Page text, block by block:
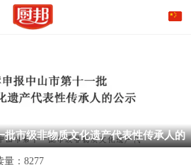
批市级非物质文化遗产代表性传承人的
量： 8277